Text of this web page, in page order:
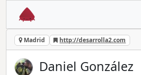
Madrid http://desarrolla2.com
Daniel González